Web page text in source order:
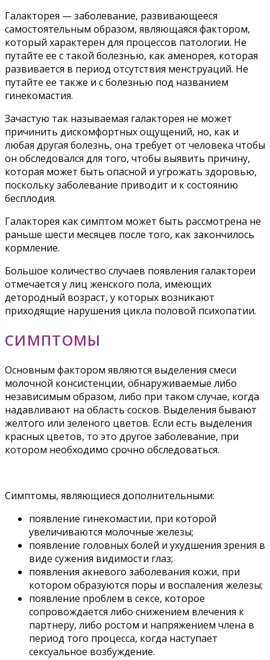
Галакторея — заболевание, развивающееся
самостоятельным образом, являющаяся фактором,
который характерен для процессов патологии. Не
путайте ее с такой болезнью, как аменорея, которая
развивается в период отсутствия менструаций. Не
путайте ее также и с болезнью под названием
гинекомастия.
Зачастую так называемая галакторея не может
причинить дискомфортных ощущений, но, как и
любая другая болезнь, она требует от человека чтобы
он обследовался для того, чтобы выявить причину,
которая может быть опасной и угрожать здоровью,
поскольку заболевание приводит и к состоянию
бесплодия.
Галакторея как симптом может быть рассмотрена не
раньше шести месяцев после того, как закончилось
кормление.
Большое количество случаев появления галактореи
отмечается у лиц женского пола, имеющих
детородный возраст, у которых возникают
приходящие нарушения цикла половой психопатии.
СИМПТОМЫ
Основным фактором являются выделения смеси
молочной консистенции, обнаруживаемые либо
независимым образом, либо при таком случае, когда
надавливают на область сосков. Выделения бывают
желтого или зеленого цветов. Если есть выделения
красных цветов, то это другое заболевание, при
котором необходимо срочно обследоваться.
Симптомы, являющиеся дополнительными:
появление гинекомастии, при которой
увеличиваются молочные железы;
появление головных болей и ухудшения зрения в
виде сужения видимости глаз;
появления акневого заболевания кожи, при
котором образуются поры и воспаления железы;
появление проблем в сексе, которое
сопровождается либо снижением влечения к
партнеру, либо ростом и напряжением члена в
период того процесса, когда наступает
сексуальное возбуждение.